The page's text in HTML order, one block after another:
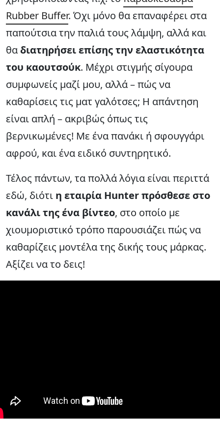
Rubber Buffer. Όχι μόνο θα επαναφέρει στα
παπούτσια την παλιά τους λάμψη, αλλά και
θα διατηρήσει επίσης την ελαστικότητα
του καουτσούκ. Μέχρι στιγμής σίγουρα
συμφωνείς μαζί μου, αλλά – πώς να
καθαρίσεις τις ματ γαλότσες; Η απάντηση
είναι απλή – ακριβώς όπως τις
βερνικωμένες! Με ένα πανάκι ή σφουγγάρι
αφρού, και ένα ειδικό συντηρητικό.
Τέλος πάντων, τα πολλά λόγια είναι περιττά
εδώ, διότι η εταιρία Hunter πρόσθεσε στο
κανάλι της ένα βίντεο, στο οποίο με
χιουμοριστικό τρόπο παρουσιάζει πώς να
καθαρίζεις μοντέλα της δικής τους μάρκας.
Αξίζει να το δεις!